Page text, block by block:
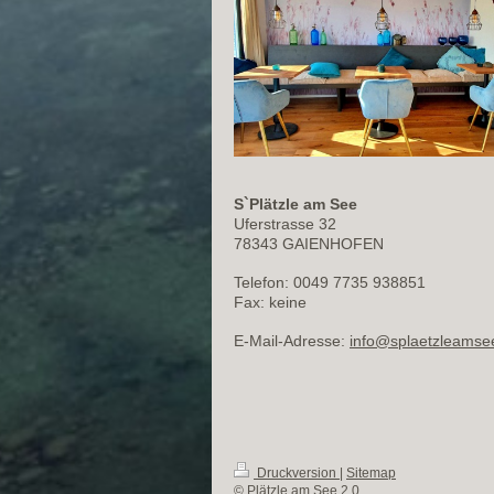
S`Plätzle am See
Uferstrasse 32
78343 GAIENHOFEN
Telefon: 0049 7735 938851
Fax: keine
E-Mail-Adresse:
Druckversion | Sitemap
© Plätzle am See 2.0